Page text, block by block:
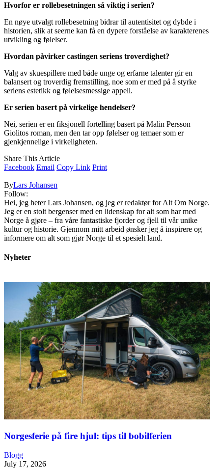
Hvorfor er rollebesetningen så viktig i serien?
En nøye utvalgt rollebesetning bidrar til autentisitet og dybde i
historien, slik at seerne kan få en dypere forståelse av karakterenes
utvikling og følelser.
Hvordan påvirker castingen seriens troverdighet?
Valg av skuespillere med både unge og erfarne talenter gir en
balansert og troverdig fremstilling, noe som er med på å styrke
seriens estetikk og følelsesmessige appell.
Er serien basert på virkelige hendelser?
Nei, serien er en fiksjonell fortelling basert på Malin Persson
Giolitos roman, men den tar opp følelser og temaer som er
gjenkjennelige i virkeligheten.
Share This Article
Facebook Email Copy Link Print
ByLars Johansen
Follow:
Hei, jeg heter Lars Johansen, og jeg er redaktør for Alt Om Norge.
Jeg er en stolt bergenser med en lidenskap for alt som har med
Norge å gjøre – fra våre fantastiske fjorder og fjell til vår unike
kultur og historie. Gjennom mitt arbeid ønsker jeg å inspirere og
informere om alt som gjør Norge til et spesielt land.
Nyheter
Norgesferie på fire hjul: tips til bobilferien
Blogg
July 17, 2026